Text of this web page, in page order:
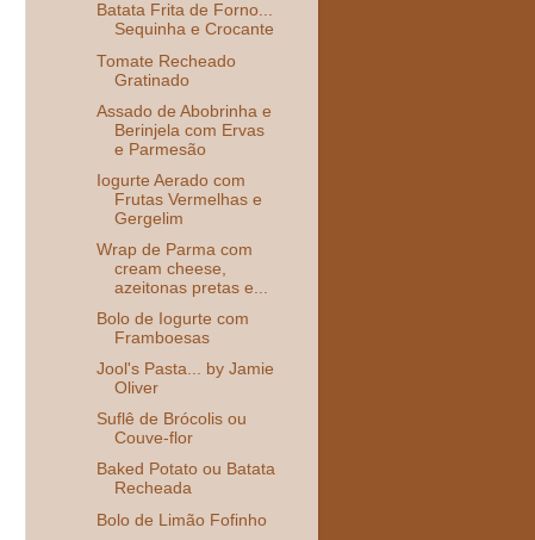
Batata Frita de Forno...
Sequinha e Crocante
Tomate Recheado
Gratinado
Assado de Abobrinha e
Berinjela com Ervas
e Parmesão
Iogurte Aerado com
Frutas Vermelhas e
Gergelim
Wrap de Parma com
cream cheese,
azeitonas pretas e...
Bolo de Iogurte com
Framboesas
Jool's Pasta... by Jamie
Oliver
Suflê de Brócolis ou
Couve-flor
Baked Potato ou Batata
Recheada
Bolo de Limão Fofinho